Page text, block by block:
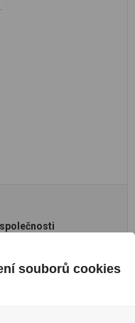
a samozřejmě
Pouze pro členy.
souborů cookies